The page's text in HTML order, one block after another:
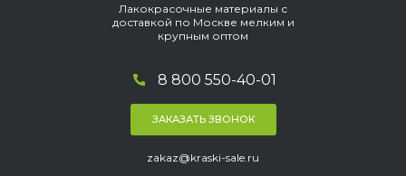
Лакокрасочные материалы с
доставкой по Москве мелким и
крупным оптом
8 800 550-40-01
ЗАКАЗАТЬ ЗВОНОК
zakaz@kraski-sale.ru